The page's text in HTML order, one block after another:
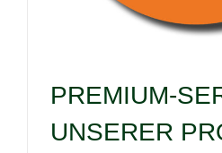
PREMIUM-
UNSERER